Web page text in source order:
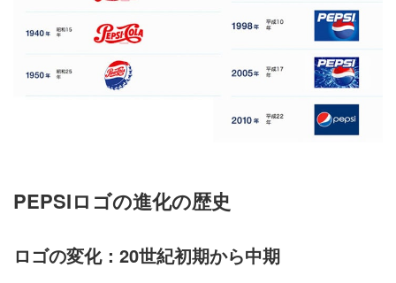
PEPSIロゴの進化の歴史
ロゴの変化：20世紀初期から中期